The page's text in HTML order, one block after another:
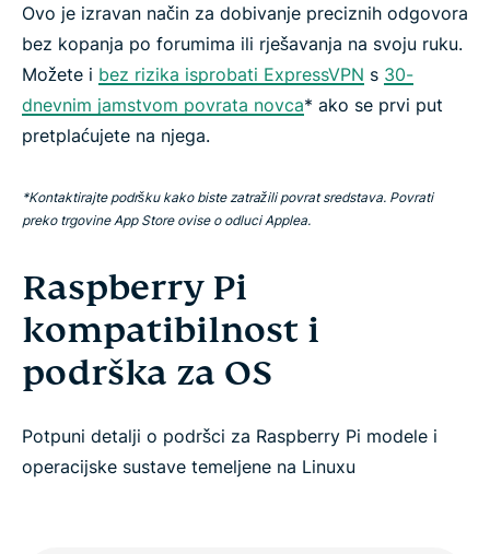
Ovo je izravan način za dobivanje preciznih odgovora
bez kopanja po forumima ili rješavanja na svoju ruku.
Možete i bez rizika isprobati ExpressVPN s 30-
dnevnim jamstvom povrata novca* ako se prvi put
pretplaćujete na njega.
*Kontaktirajte podršku kako biste zatražili povrat sredstava. Povrati
preko trgovine App Store ovise o odluci Applea.
Raspberry Pi
kompatibilnost i
podrška za OS
Potpuni detalji o podršci za Raspberry Pi modele i
operacijske sustave temeljene na Linuxu